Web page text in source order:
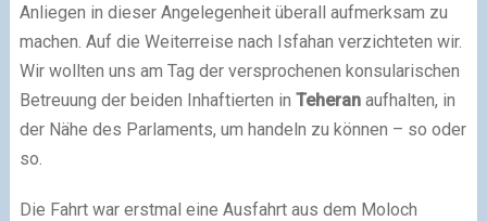
Anliegen in dieser Angelegenheit überall aufmerksam zu
machen. Auf die Weiterreise nach Isfahan verzichteten wir.
Wir wollten uns am Tag der versprochenen konsularischen
Betreuung der beiden Inhaftierten in Teheranaufhalten, in
der Nähe des Parlaments, um handeln zu können – so oder
so.
Die Fahrt war erstmal eine Ausfahrt aus dem Moloch